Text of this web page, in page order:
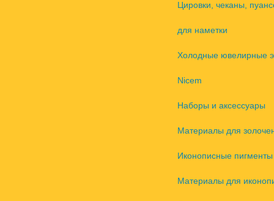
Цировки, чеканы,
для наметки
Холодные ювелирные
Nicem
Наборы и аксессуары
Материалы для
Иконописные пигменты
Материалы для